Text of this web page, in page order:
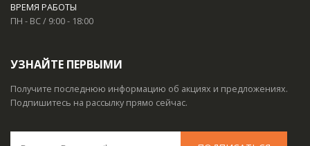
ВРЕМЯ РАБОТЫ
ПН - ВС / 9:00 - 18:00
УЗНАЙТЕ ПЕРВЫМИ
Получите последнюю информацию об акциях и предложениях.
Подпишитесь на рассылку прямо сейчас.